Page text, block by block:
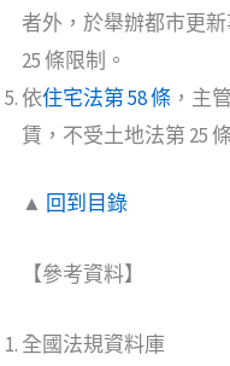
者外，於舉辦都市更
25 條限制。
依住宅法第 58 條 ，主
賃，不受土地法第 25
▲ 回到目錄
【參考資料】
全國法規資料庫